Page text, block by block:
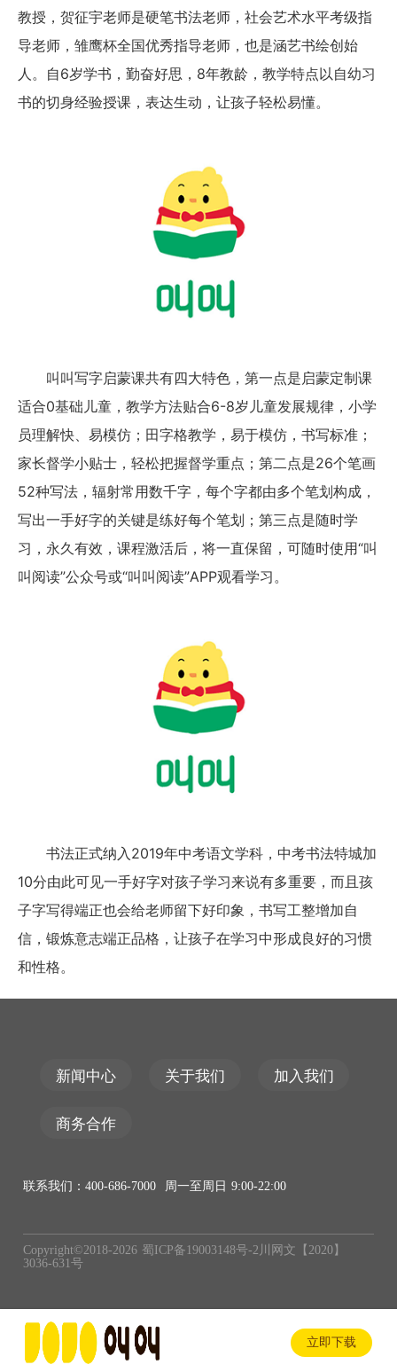
教授，贺征宇老师是硬笔书法老师，社会艺术水平考级指
导老师，雏鹰杯全国优秀指导老师，也是涵艺书绘创始
人。自6岁学书，勤奋好思，8年教龄，教学特点以自幼习
书的切身经验授课，表达生动，让孩子轻松易懂。
叫叫写字启蒙课共有四大特色，第一点是启蒙定制课
适合0基础儿童，教学方法贴合6-8岁儿童发展规律，小学
员理解快、易模仿；田字格教学，易于模仿，书写标准；
家长督学小贴士，轻松把握督学重点；第二点是26个笔画
52种写法，辐射常用数千字，每个字都由多个笔划构成，
写出一手好字的关键是练好每个笔划；第三点是随时学
习，永久有效，课程激活后，将一直保留，可随时使用“叫
叫阅读”公众号或“叫叫阅读”APP观看学习。
书法正式纳入2019年中考语文学科，中考书法特城加
10分由此可见一手好字对孩子学习来说有多重要，而且孩
子字写得端正也会给老师留下好印象，书写工整增加自
信，锻炼意志端正品格，让孩子在学习中形成良好的习惯
和性格。
新闻中心 关于我们 加入我们
商务合作
联系我们：400-686-7000 周一至周日 9:00-22:00
Copyright©2018-2026 蜀ICP备19003148号-2 川网文【2020】
3036-631号
立即下载